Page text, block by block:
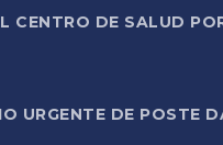
CENTRO DE SALUD
URGENTE DE POSTE